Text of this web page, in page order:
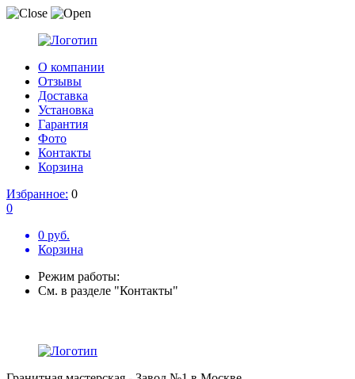
О компании
Отзывы
Доставка
Установка
Гарантия
Фото
Контакты
Корзина
Избранное: 0
0
0 руб.
Корзина
Режим работы:
См. в разделе "Контакты"